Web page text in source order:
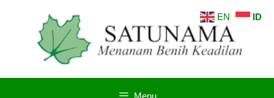
Menu
EN ID